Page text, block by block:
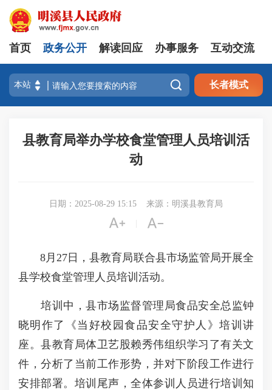
首页 政务公开 解读回应 办事服务 互动交流
 长者模式
县教育局举办学校食堂管理人员培训活
动
日期：2025-08-29 15:15 来源：明溪县教育局
 
8月27日，县教育局联合县市场监管局开展全
县学校食堂管理人员培训活动。
培训中，县市场监督管理局食品安全总监钟
晓明作了《当好校园食品安全守护人》培训讲
座。县教育局体卫艺股赖秀伟组织学习了有关文
件，分析了当前工作形势，并对下阶段工作进行
安排部署。培训尾声，全体参训人员进行培训知